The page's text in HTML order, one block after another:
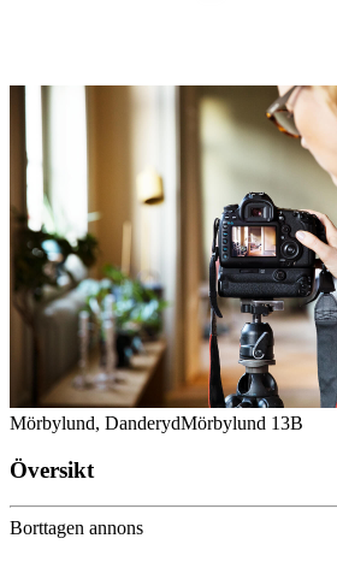
Mörbylund, DanderydMörbylund 13B
Översikt
Borttagen annons